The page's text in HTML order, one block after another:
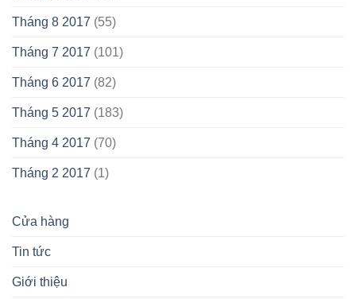
Tháng 8 2017 (55)
Tháng 7 2017 (101)
Tháng 6 2017 (82)
Tháng 5 2017 (183)
Tháng 4 2017 (70)
Tháng 2 2017 (1)
Cửa hàng
Tin tức
Giới thiệu